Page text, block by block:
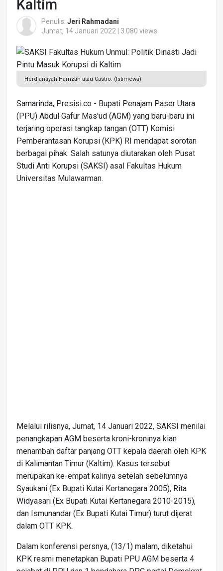
Kaltim
Penulis: Jeri Rahmadani
Jumat, 14 Januari 2022 | 3.080 views
Herdiansyah Hamzah atau Castro. (Istimewa)
Samarinda, Presisi.co - Bupati Penajam Paser Utara
(PPU) Abdul Gafur Mas'ud (AGM) yang baru-baru ini
terjaring operasi tangkap tangan (OTT) Komisi
Pemberantasan Korupsi (KPK) RI mendapat sorotan
berbagai pihak. Salah satunya diutarakan oleh Pusat
Studi Anti Korupsi (SAKSI) asal Fakultas Hukum
Universitas Mulawarman.
Melalui rilisnya, Jumat, 14 Januari 2022, SAKSI menilai
penangkapan AGM beserta kroni-kroninya kian
menambah daftar panjang OTT kepala daerah oleh KPK
di Kalimantan Timur (Kaltim). Kasus tersebut
merupakan ke-empat kalinya setelah sebelumnya
Syaukani (Ex Bupati Kutai Kertanegara 2005), Rita
Widyasari (Ex Bupati Kutai Kertanegara 2010-2015),
dan Ismunandar (Ex Bupati Kutai Timur) turut dijerat
dalam OTT KPK.
Dalam konferensi persnya, (13/1) malam, diketahui
KPK resmi menetapkan Bupati PPU AGM beserta 4